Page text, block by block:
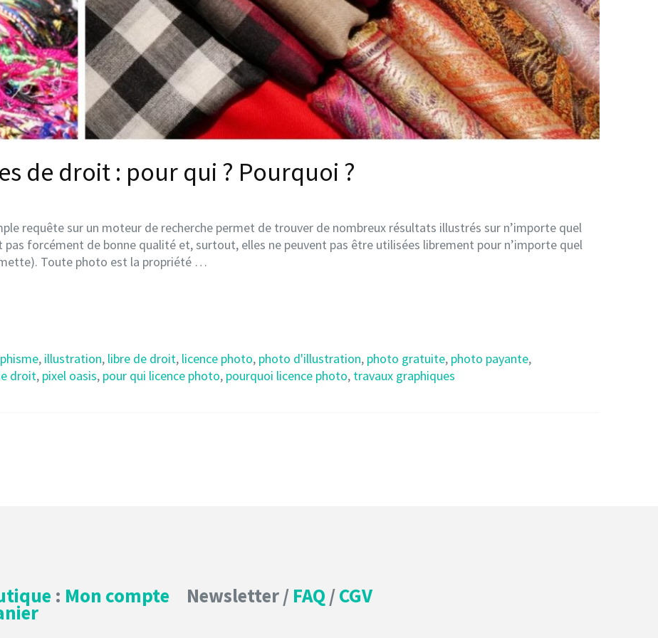
de droit : pour qui ? Pourquoi ?
requête sur un moteur de recherche permet de trouver de nombreux résultats illustrés sur n’importe quel
forcément de bonne qualité et, surtout, elles ne peuvent pas être utilisées librement pour n’importe quel
Toute photo est la propriété …
, illustration, libre de droit, licence photo, photo d'illustration, photo gratuite, photo payante,
droit, pixel oasis, pour qui licence photo, pourquoi licence photo, travaux graphiques
: Mon compte Newsletter / FAQ /CGV